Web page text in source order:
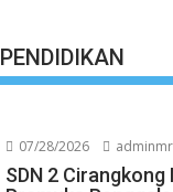
PENDIDIKAN
07/28/2026 adminmr
SDN 2